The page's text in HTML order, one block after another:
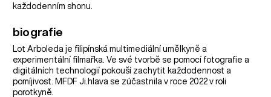
každodenním shonu.
biografie
Lot Arboleda je filipínská multimediální umělkyně a
experimentální filmařka. Ve své tvorbě se pomocí fotografie a
digitálních technologií pokouší zachytit každodennost a
pomíjivost. MFDF Ji.hlava se zúčastnila v roce 2022 v roli
porotkyně.